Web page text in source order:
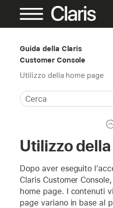
Guida della Claris
Customer Console
Utilizzo della home page
Utilizzo
Dopo aver eseguito
Claris Customer
home page. I contenuti
page variano in base al